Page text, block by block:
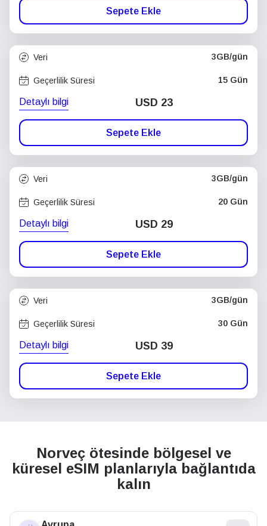
Sepete Ekle
Veri 3GB/gün
Geçerlilik Süresi 15 Gün
Detaylı bilgi USD 23
Sepete Ekle
Veri 3GB/gün
Geçerlilik Süresi 20 Gün
Detaylı bilgi USD 29
Sepete Ekle
Veri 3GB/gün
Geçerlilik Süresi 30 Gün
Detaylı bilgi USD 39
Sepete Ekle
Norveç ötesinde bölgesel ve
küresel eSIM planlarıyla bağlantıda
kalın